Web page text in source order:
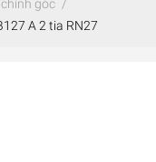
góc /
A 2 tia RN27